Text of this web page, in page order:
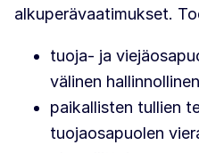
alkuperävaatimukset.
tuoja- ja
välinen
paikallisten tullien
tuojaosapuolen